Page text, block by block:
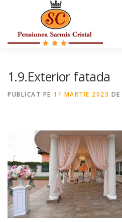
CONTACT
1.9.Exterior fatada
PUBLICAT PE 11 MARTIE 2023 DE